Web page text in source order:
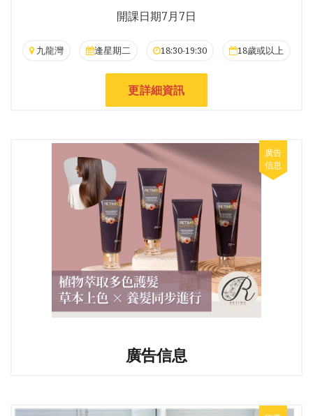
開課日期7月7日
九龍灣 逢星期二 18:30-19:30 18歲或以上
更詳細資訊
廣告信息